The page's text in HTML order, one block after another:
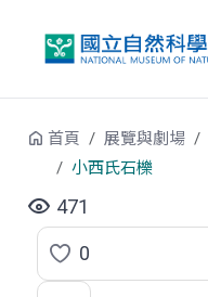
首頁 展覽與劇場
小西氏石櫟
471
點
0